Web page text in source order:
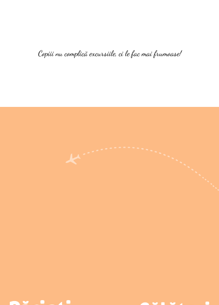
Copiii nu complică excursiile, ci le fac mai frumoase!